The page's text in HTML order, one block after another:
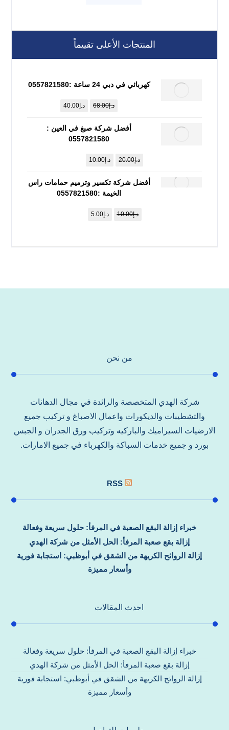
المنتجات الأعلى تقييماً
كهربائي في دبي 24 ساعة :0557821580
د.إ68.00 د.إ40.00
أفضل شركة صبغ في العين :
0557821580
د.إ20.00 د.إ10.00
أفضل شركة تكسير وترميم حمامات راس
الخيمة :0557821580
د.إ10.00 د.إ5.00
من نحن
شركة الهدي المتخصصة والرائدة في مجال الدهانات
والتشطيبات والديكورات واعمال الاصباغ و تركيب جميع
الارضيات السيراميك والباركيه وتركيب ورق الجدران و الجبس
بورد و جميع خدمات السباكة والكهرباء في جميع الامارات.
RSS
خبراء إزالة البقع الصعبة في المرفأ: حلول سريعة وفعالة
إزالة بقع صعبة المرفأ: الحل الأمثل من شركة الهدي
إزالة الروائح الكريهة من الشقق في أبوظبي: استجابة فورية
وأسعار مميزة
احدث المقالات
خبراء إزالة البقع الصعبة في المرفأ: حلول سريعة وفعالة
إزالة بقع صعبة المرفأ: الحل الأمثل من شركة الهدي
إزالة الروائح الكريهة من الشقق في أبوظبي: استجابة فورية
وأسعار مميزة